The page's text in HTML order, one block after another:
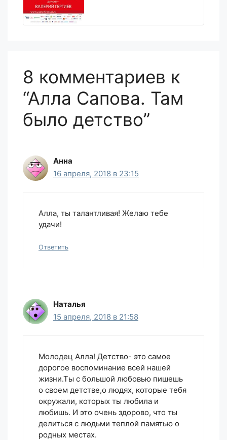
8 комментариев к
“Алла Сапова. Там
было детство”
Анна
16 апреля, 2018 в 23:15
Алла, ты талантливая! Желаю тебе
удачи!
Ответить
Наталья
15 апреля, 2018 в 21:58
Молодец Алла! Детство- это самое
дорогое воспоминание всей нашей
жизни.Ты с большой любовью пишешь
о своем детстве,о людях, которые тебя
окружали, которых ты любила и
любишь. И это очень здорово, что ты
делиться с людьми теплой памятью о
родных местах.